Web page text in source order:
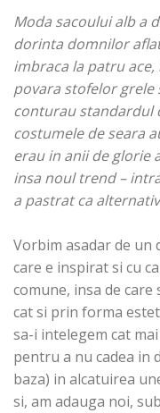
Moda sacoului alb a
dorinta domnilor
imbraca la patru
povara stofelor grele
conturau standardul
costumele de seara
erau in anii de glorie
insa noul trend –
a pastrat ca
Vorbim asadar de un
care e inspirat si cu
comune, insa de
cat si prin forma
sa-i intelegem cat
pentru a nu cadea in
baza) in alcatuirea
si, am adauga noi,